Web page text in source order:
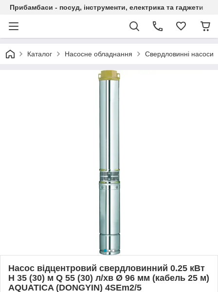
Прибамбаси - посуд, інструменти, електрика та гаджети
Каталог Насосне обладнання Свердловинні насоси
Насос відцентровий свердловинний 0.25 кВт
H 35 (30) м Q 55 (30) л/хв Ø 96 мм (кабель 25 м)
AQUATICA (DONGYIN) 4SEm2/5